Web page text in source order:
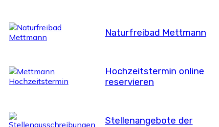
Naturfreibad Mettmann
Hochzeitstermin online
reservieren
Stellenangebote der